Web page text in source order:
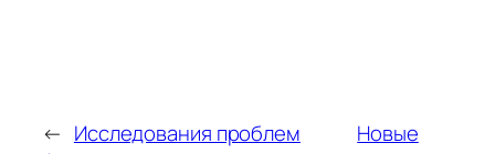
← Исследования проблем
Новые